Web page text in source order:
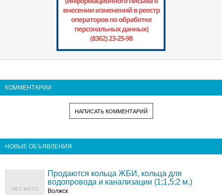
КОММЕНТАРИИ
НАПИСАТЬ КОММЕНТАРИЙ
НОВЫЕ ОБЪЯВЛЕНИЯ
НЕТ ФОТО
Продаются кольца ЖБИ, кольца для
водопровода и канализации (1;1,5;2 м.)
Волжск